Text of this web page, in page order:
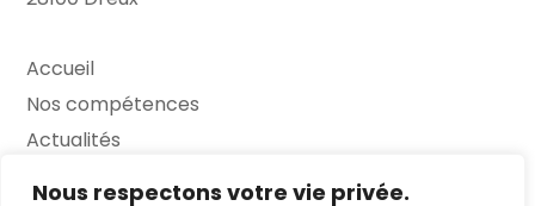
Nous respectons votre vie privée.
Accueil
Nos compétences
Actualités